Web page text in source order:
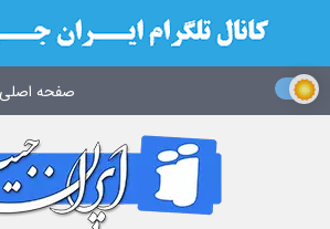
صفحه اصلی